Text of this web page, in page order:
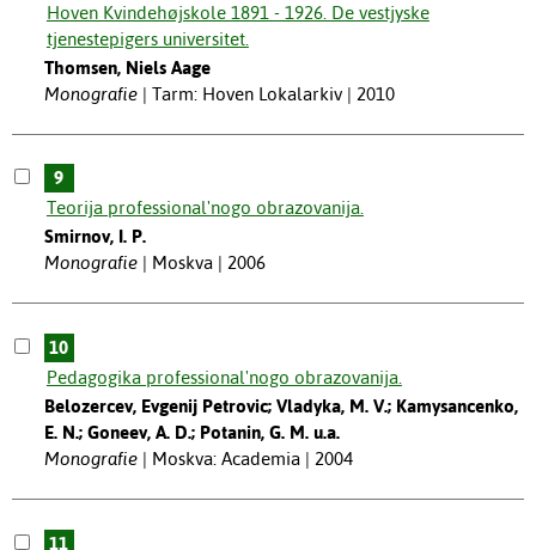
Hoven Kvindehøjskole 1891 - 1926. De vestjyske
tjenestepigers universitet.
Thomsen, Niels Aage
Monografie
Tarm: Hoven Lokalarkiv | 2010
9
Teorija professional'nogo obrazovanija.
Smirnov, I. P.
Monografie
Moskva | 2006
10
Pedagogika professional'nogo obrazovanija.
Belozercev, Evgenij Petrovic; Vladyka, M. V.; Kamysancenko,
E. N.; Goneev, A. D.; Potanin, G. M. u.a.
Monografie
Moskva: Academia | 2004
11